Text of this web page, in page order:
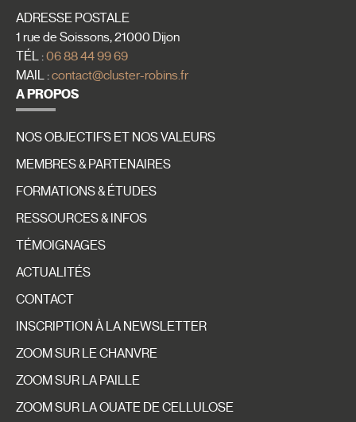
ADRESSE POSTALE
1 rue de Soissons, 21000 Dijon
TÉL :06 88 44 99 69
MAIL :contact@cluster-robins.fr
A PROPOS
NOS OBJECTIFS ET NOS VALEURS
MEMBRES & PARTENAIRES
FORMATIONS & ÉTUDES
RESSOURCES & INFOS
TÉMOIGNAGES
ACTUALITÉS
CONTACT
INSCRIPTION À LA NEWSLETTER
ZOOM SUR LE CHANVRE
ZOOM SUR LA PAILLE
ZOOM SUR LA OUATE DE CELLULOSE